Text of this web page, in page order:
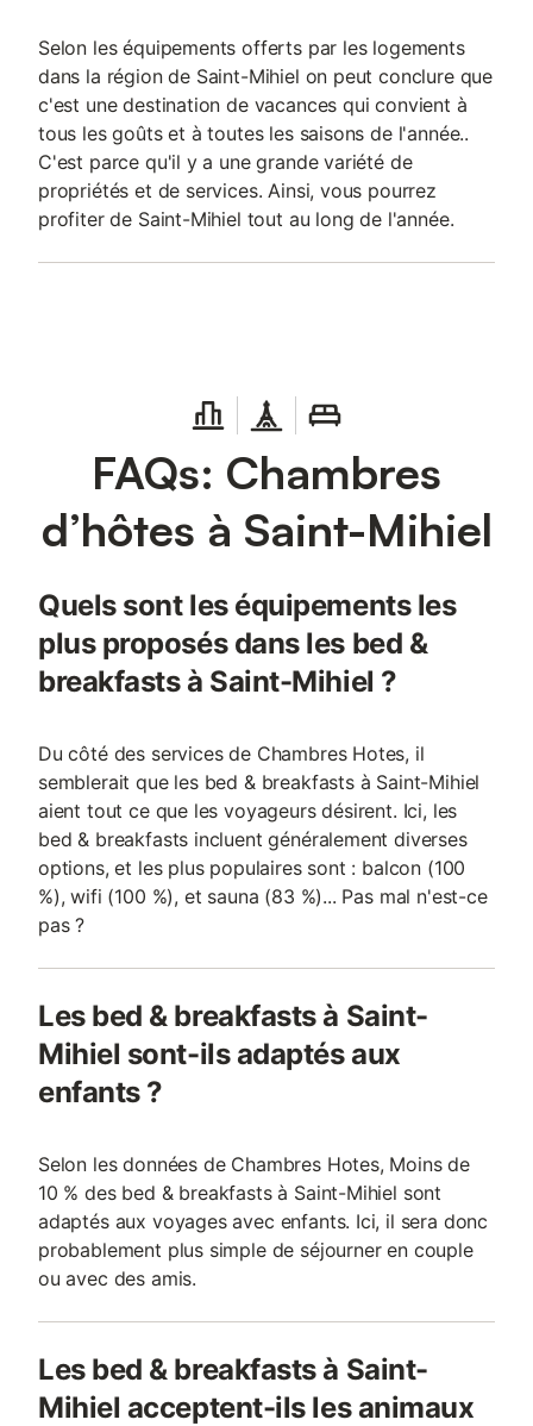
Selon les équipements offerts par les logements
dans la région de Saint-Mihiel on peut conclure que
c'est une destination de vacances qui convient à
tous les goûts et à toutes les saisons de l'année..
C'est parce qu'il y a une grande variété de
propriétés et de services. Ainsi, vous pourrez
profiter de Saint-Mihiel tout au long de l'année.
FAQs: Chambres
d’hôtes à Saint-Mihiel
Quels sont les équipements les
plus proposés dans les bed &
breakfasts à Saint-Mihiel ?
Du côté des services de Chambres Hotes, il
semblerait que les bed & breakfasts à Saint-Mihiel
aient tout ce que les voyageurs désirent. Ici, les
bed & breakfasts incluent généralement diverses
options, et les plus populaires sont : balcon (100
%), wifi (100 %), et sauna (83 %)... Pas mal n'est-ce
pas ?
Les bed & breakfasts à Saint-
Mihiel sont-ils adaptés aux
enfants ?
Selon les données de Chambres Hotes, Moins de
10 % des bed & breakfasts à Saint-Mihiel sont
adaptés aux voyages avec enfants. Ici, il sera donc
probablement plus simple de séjourner en couple
ou avec des amis.
Les bed & breakfasts à Saint-
Mihiel acceptent-ils les animaux